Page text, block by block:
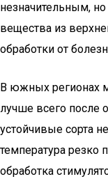
незначительным,
вещества из
обработки от
В южных регионах
лучше всего после
устойчивые сорта
температура резко
обработка